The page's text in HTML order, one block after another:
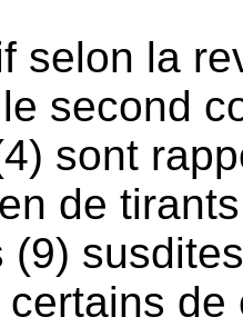
selon la
le second
sont
de
(9)
de